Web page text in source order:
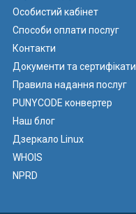
Особистий кабінет
Способи оплати послуг
Контакти
Документи та сертифікати
Правила надання послуг
PUNYCODE конвертер
Наш блог
Дзеркало Linux
WHOIS
NPRD